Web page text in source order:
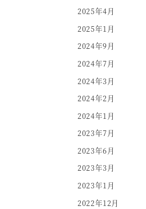
2025年4月
2025年1月
2024年9月
2024年7月
2024年3月
2024年2月
2024年1月
2023年7月
2023年6月
2023年3月
2023年1月
2022年12月